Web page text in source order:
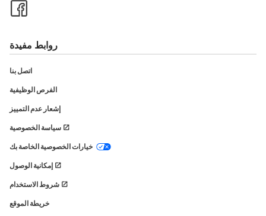
روابط مفيدة
اتصل بنا
الفرص الوظيفية
إشعار عدم التمييز
سياسة الخصوصية
خيارات الخصوصية الخاصة بك
إمكانية الوصول
شروط الاستخدام
خريطة الموقع